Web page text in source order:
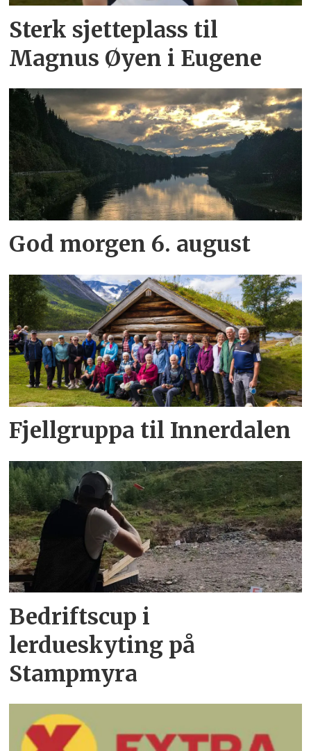
Sterk sjetteplass til
Magnus Øyen i Eugene
God morgen 6. august
Fjellgruppa til Innerdalen
Bedriftscup i
lerdueskyting på
Stampmyra